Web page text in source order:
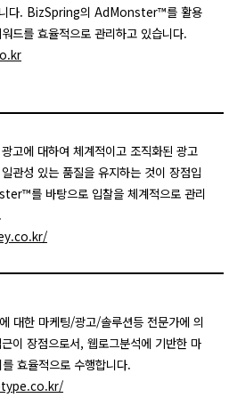
니다. BizSpring의 AdMonster™를 활용
드를 효율적으로 관리하고 있습니다.
고에 대하여 체계적이고 조직화된 광고
관성 있는 품질을 유지하는 것이 장점입
를 바탕으로 입찰을 체계적으로 관리
대한 마케팅/광고/솔루션등 전문가에 의
이 장점으로서, 웹로그분석에 기반한 마
효율적으로 수행합니다.